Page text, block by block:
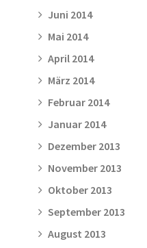
Juni 2014
Mai 2014
April 2014
März 2014
Februar 2014
Januar 2014
Dezember 2013
November 2013
Oktober 2013
September 2013
August 2013